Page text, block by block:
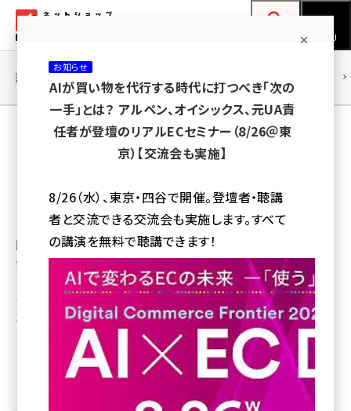
ン
ネットショップ担当者フォーラム
MENU
yahoo (1905)
楽天 (1873)
アスクル (1122)
base (1079)
ビィ・フォアード (776)
revico (744)
連載・特集 |
【UGC活用】500社超の事例からみえたECサイ
トを成功に導く「UGCの収集と活用」ポイント
UGCの収集施策や、効果的なUGC活用方法とは？ 国
内トップシェアのUGC活用ツール「visumo」の千林氏
が、導入企業の成功事例を交えて解説する。
朝比美帆[執筆]
2022年12月5日 7:00
優先するニュース提供元に追加
お知らせ
AIが買い物を代行する時代に打つべき「次の
一手」とは？ アルペン、オイシックス、元UA責
任者が登壇のリアルECセミナー（8/26＠東
京）【交流会も実施】
8/26（水）、東京・四谷で開催。登壇者・聴講
者と交流できる交流会も実施します。すべて
の講演を無料で聴講できます！